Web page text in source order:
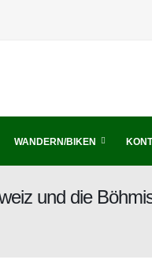
WANDERN/BIKEN
und die